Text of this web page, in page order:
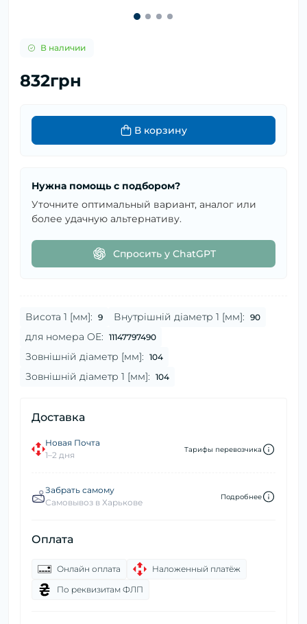
В наличии
832грн
В корзину
Нужна помощь с подбором?
Уточните оптимальный вариант, аналог или
более удачную альтернативу.
Спросить у ChatGPT
Висота 1 [мм]: 9 Внутрішній діаметр 1 [мм]: 90
для номера OE: 11147797490
Зовнішній діаметр [мм]: 104
Зовнішній діаметр 1 [мм]: 104
Доставка
Новая Почта
1–2 дня
Тарифы перевозчика
Забрать самому
Самовывоз в Харькове
Подробнее
Оплата
Онлайн оплата
Наложенный платёж
По реквизитам ФЛП